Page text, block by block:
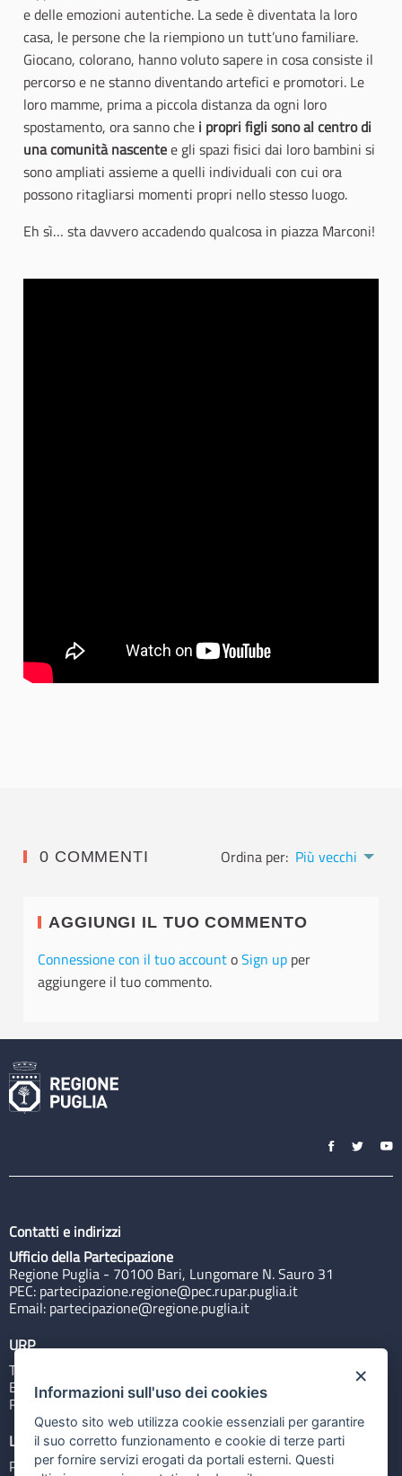
e delle emozioni autentiche. La sede è diventata la loro
casa, le persone che la riempiono un tutt’uno familiare.
Giocano, colorano, hanno voluto sapere in cosa consiste il
percorso e ne stanno diventando artefici e promotori. Le
loro mamme, prima a piccola distanza da ogni loro
spostamento, ora sanno che i propri figli sono al centro di
una comunità nascentee gli spazi fisici dai loro bambini si
sono ampliati assieme a quelli individuali con cui ora
possono ritagliarsi momenti propri nello stesso luogo.
Eh sì… sta davvero accadendo qualcosa in piazza Marconi!
0 COMMENTI Ordina per: Più vecchi
AGGIUNGI IL TUO COMMENTO
Connessione con il tuo accountoSign up per
aggiungere il tuo commento.
Contatti e indirizzi
Ufficio della Partecipazione
Regione Puglia - 70100 Bari, Lungomare N. Sauro 31
PEC: partecipazione.regione@pec.rupar.puglia.it
Email: partecipazione@regione.puglia.it
URP
Tel: 800713939
Email:quiregione@regione.puglia.it
Rubrica
Link utili
Portale Istituzionale
×
Informazioni sull'uso dei cookies
Questo sito web utilizza cookie essenziali per garantire
il suo corretto funzionamento e cookie di terze parti
per fornire servizi erogati da portali esterni. Questi